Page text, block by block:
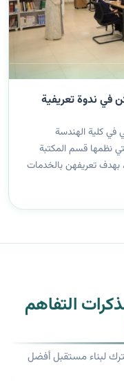
في ندوة تعريفية
كلية الهندسة
نظمها قسم المكتبة
بهدف تعريفهن بالخدمات
الدراسية
التفاهم
لبناء مستقبل أفضل